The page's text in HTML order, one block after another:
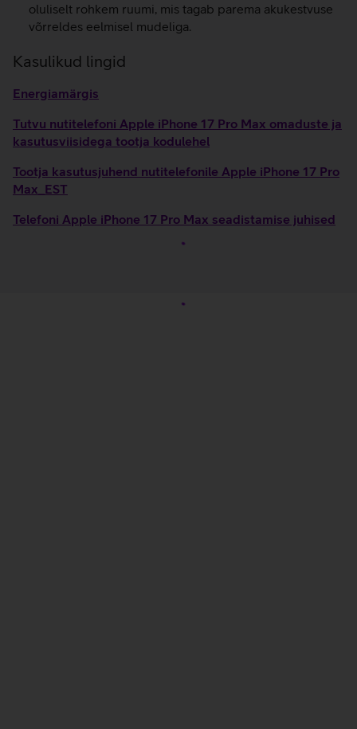
oluliselt rohkem ruumi, mis tagab parema akukestvuse
võrreldes eelmisel mudeliga.
Kasulikud lingid
Energiamärgis
Tutvu nutitelefoni Apple iPhone 17 Pro Max omaduste ja
kasutusviisidega tootja kodulehel
Tootja kasutusjuhend nutitelefonile Apple iPhone 17 Pro
Max_EST
Telefoni Apple iPhone 17 Pro Max seadistamise juhised